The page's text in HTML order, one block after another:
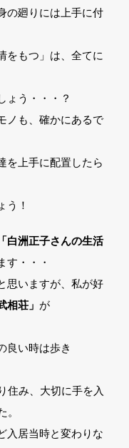
の廻りには上手に付
をもつ」は、全てに
ょう・・・？
ノも、確かにあるで
を上手に配置したら
う！
「白洲正子さんの生活
す・・・
思いますが、私が好
相荘」 が
良い時は歩き
住み、大切に手を入
。
入居当時と変わりな